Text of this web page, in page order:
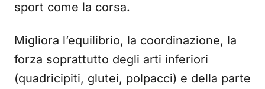
sport come la corsa.
Migliora l’equilibrio, la coordinazione, la
forza soprattutto degli arti inferiori
(quadricipiti, glutei, polpacci) e della parte